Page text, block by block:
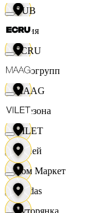
Юлия
Яркогрупп
4 Сезона
7 дней
Adidas
DUB
ECRU
MAAG
VILET
Хом Маркет
Хуторянка